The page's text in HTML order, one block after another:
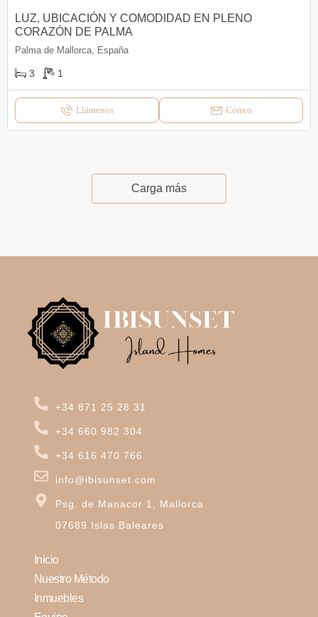
LUZ, UBICACIÓN Y COMODIDAD EN PLENO
CORAZÓN DE PALMA
Palma de Mallorca, España
3 1
Llámenos Correo
Carga más
+34 871 25 28 31
+34 660 982 304
+34 616 470 766
info@ibisunset.com
Psg. de Manacor 1, Mallorca
07689 Islas Baleares
Inicio
Nuestro Método
Inmuebles